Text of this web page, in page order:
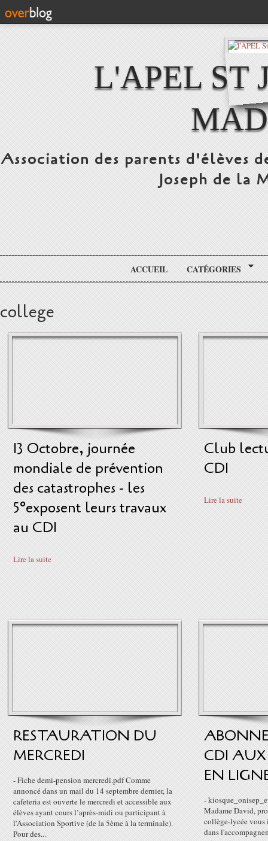
L'APEL ST
Association des parents d'élèves
Joseph de la
ACCUEIL CATÉGORIES
college
13 Octobre, journée
mondiale de prévention
des catastrophes - les
5°exposent leurs travaux
au CDI
Lire la suite
Club
CDI
Lire la suite
RESTAURATION DU
MERCREDI
- Fiche demi-pension mercredi.pdf Comme
annoncé dans un mail du 14 septembre dernier, la
cafeteria est ouverte le mercredi et accessible aux
élèves ayant cours l’après-midi ou participant à
l'Association Sportive (de la 5ème à la terminale).
Pour des...
CDI AUX
EN
-
Madame David,
collège-lycée vous
dans